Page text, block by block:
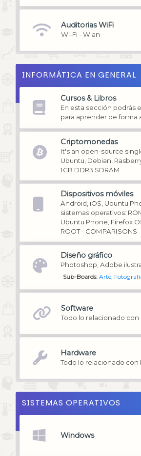
Auditorias WiFi
Wi-Fi - Wlan
INFORMÁTICA EN GENERAL
Cursos & Libros
En esta sección podrás
para aprender de forma
Criptomonedas
It's an open-source
Ubuntu, Debian,
1GB DDR3 SDRAM
Dispositivos móviles
Android, iOS, Ubuntu
sistemas operativos:
Ubuntu Phone, Firefox
ROOT - COMPARISONS
Diseño gráfico
Photoshop, Adobe
Sub-Boards Arte
Software
Todo lo relacionado
Hardware
Todo lo relacionado con
SISTEMAS OPERATIVOS
Windows